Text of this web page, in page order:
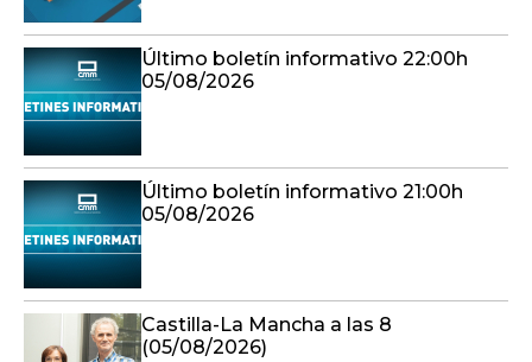
Último boletín informativo 22:00h
05/08/2026
Último boletín informativo 21:00h
05/08/2026
Castilla-La Mancha a las 8
(05/08/2026)